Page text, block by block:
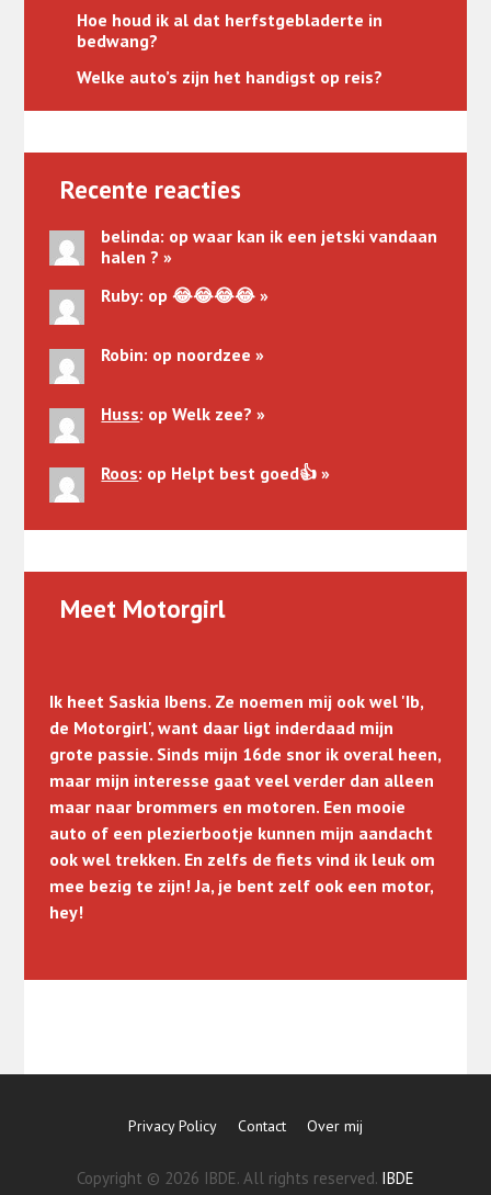
Hoe houd ik al dat herfstgebladerte in
bedwang?
Welke auto’s zijn het handigst op reis?
Recente reacties
belinda: op waar kan ik een jetski vandaan
halen ?»
Ruby: op 😂😂😂😂»
Robin: op noordzee»
Huss: op Welk zee?»
Roos: op Helpt best goed👍»
Meet Motorgirl
Ik heet Saskia Ibens. Ze noemen mij ook wel 'Ib,
de Motorgirl', want daar ligt inderdaad mijn
grote passie. Sinds mijn 16de snor ik overal heen,
maar mijn interesse gaat veel verder dan alleen
maar naar brommers en motoren. Een mooie
auto of een plezierbootje kunnen mijn aandacht
ook wel trekken. En zelfs de fiets vind ik leuk om
mee bezig te zijn! Ja, je bent zelf ook een motor,
hey!
Privacy Policy Contact Over mij
Copyright © 2026 IBDE. All rights reserved. IBDE